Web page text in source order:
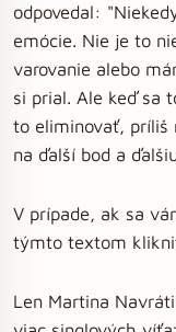
odpovedal:
emócie. Nie je to
varovanie alebo
si prial. Ale keď sa
to eliminovať, príliš
na ďalší bod a
V prípade, ak sa
týmto textom
Len Martina